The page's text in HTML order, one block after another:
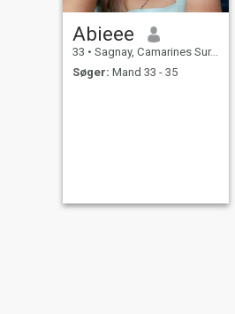
Abieee
33 • Sagnay, Camarines Sur, Filippinerne
Søger: Mand 33 - 35